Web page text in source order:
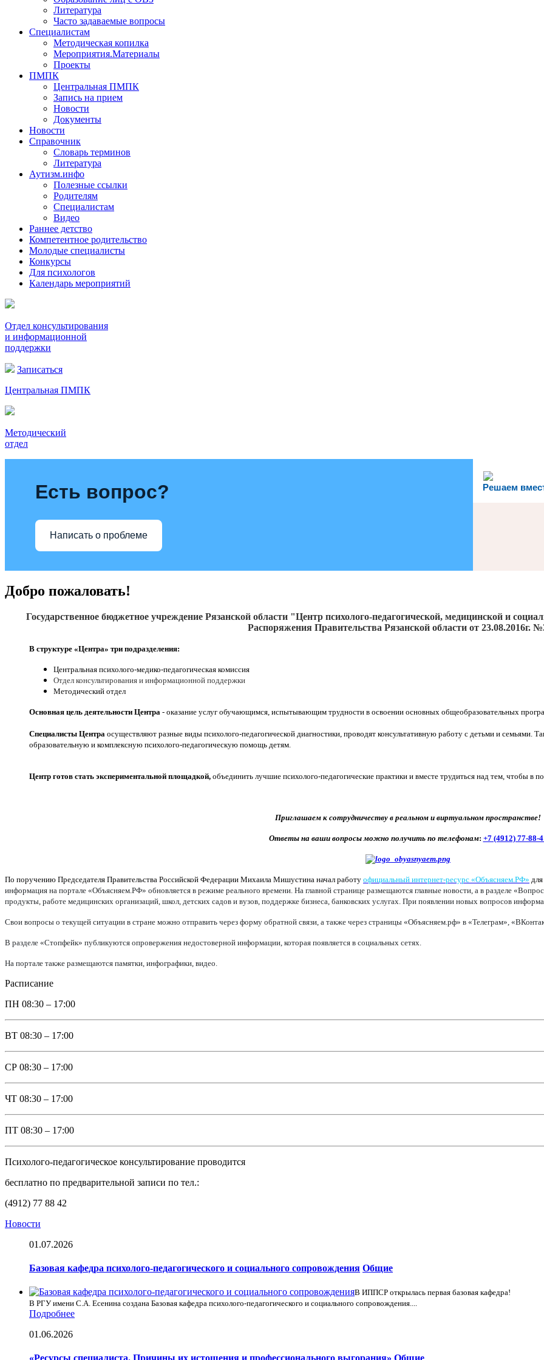
Литература
Часто задаваемые вопросы
Специалистам
Методическая копилка
Мероприятия.Материалы
Проекты
ПМПК
Центральная ПМПК
Запись на прием
Новости
Документы
Новости
Справочник
Словарь терминов
Литература
Аутизм.инфо
Полезные ссылки
Родителям
Специалистам
Видео
Раннее детство
Компетентное родительство
Молодые специалисты
Конкурсы
Для психологов
Календарь мероприятий
Отдел консультирования
и информационной
поддержки
Записаться
Центральная ПМПК
Методический
отдел
Решаем
Есть вопрос?
Написать о проблеме
Добро пожаловать!
Государственное бюджетное учреждение Рязанской области "Центр психолого-педагогической, медицинской и
Распоряжения Правительства Рязанской области от 23.08.2016г.
В структуре «Центра» три подразделения:
Центральная психолого-медико-педагогическая комиссия
Отдел консультирования и информационной поддержки
Методический отдел
Основная цель деятельности Центра - оказание услуг обучающимся, испытывающим трудности в освоении основных общеобразовательных
Специалисты Центра осуществляют разные виды психолого-педагогической диагностики, проводят консультативную работу с детьми и
образовательную и комплексную психолого-педагогическую помощь детям.
Центр готов стать экспериментальной площадкой, объединить лучшие психолого-педагогические практики и вместе трудиться над тем, чтобы в
Приглашаем к сотрудничеству в реальном и виртуальном пространстве!
Ответы на ваши вопросы можно получить по телефонам: +7 (4912) 77-88-
По поручению Председателя Правительства Российской Федерации Михаила Мишустина начал работу официальный интернет-ресурс «Объясняем.РФ»
информация на портале «Объясняем.РФ» обновляется в режиме реального времени. На главной странице размещаются главные новости, а в разделе
продукты, работе медицинских организаций, школ, детских садов и вузов, поддержке бизнеса, банковских услугах. При появлении новых вопросов
Свои вопросы о текущей ситуации в стране можно отправить через форму обратной связи, а также через страницы «Объясняем.рф» в «Телеграм»,
В разделе «Стопфейк» публикуются опровержения недостоверной информации, которая появляется в социальных сетях.
На портале также размещаются памятки, инфографики, видео.
Расписание
ПН 08:30 – 17:00
ВТ 08:30 – 17:00
СР 08:30 – 17:00
ЧТ 08:30 – 17:00
ПТ 08:30 – 17:00
Психолого-педагогическое консультирование проводится
бесплатно по предварительной записи по тел.:
(4912) 77 88 42
Новости
01.07.2026
Базовая кафедра психолого-педагогического и социального сопровождения Общие
В ИППСР открылась первая базовая кафедра!
В РГУ имени С.А. Есенина создана Базовая кафедра психолого-педагогического и социального сопровождения....
Подробнее
01.06.2026